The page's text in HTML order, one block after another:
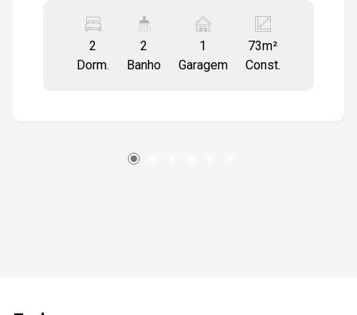
completo no condomínio. Sobre o imóvel: 02
dormitórios com modulados e ventilador de teto
(sendo 1 suíte) Cozinha modulada, prática e
2
Dorm.
2
Banho
1
Garagem
73m²
Const.